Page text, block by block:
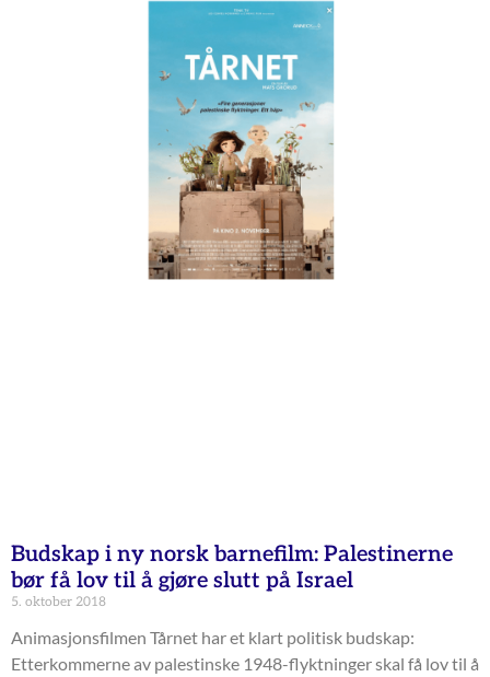
Budskap i ny norsk barnefilm: Palestinerne
bør få lov til å gjøre slutt på Israel
5. oktober 2018
Animasjonsfilmen Tårnet har et klart politisk budskap:
Etterkommerne av palestinske 1948-flyktninger skal få lov til å